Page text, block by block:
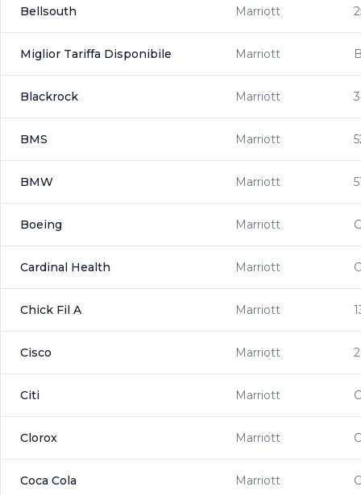
Bellsouth Marriott
Miglior Tariffa Disponibile Marriott
Blackrock Marriott
BMS Marriott
BMW Marriott
Boeing Marriott
Cardinal Health Marriott
Chick Fil A Marriott
Cisco Marriott
Citi Marriott
Clorox Marriott
Coca Cola Marriott